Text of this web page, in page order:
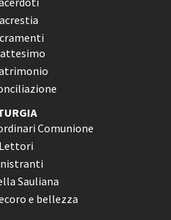
Comunione
Lettori
Sauliana
e bellezza